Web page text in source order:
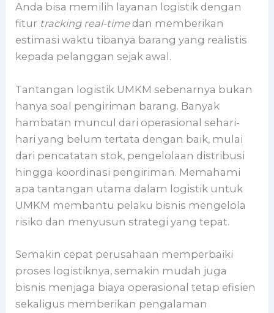
Anda bisa memilih layanan logistik dengan
fitur tracking real-timedan memberikan
estimasi waktu tibanya barang yang realistis
kepada pelanggan sejak awal.
Tantangan logistik UMKM sebenarnya bukan
hanya soal pengiriman barang. Banyak
hambatan muncul dari operasional sehari-
hari yang belum tertata dengan baik, mulai
dari pencatatan stok, pengelolaan distribusi
hingga koordinasi pengiriman. Memahami
apa tantangan utama dalam logistik untuk
UMKM membantu pelaku bisnis mengelola
risiko dan menyusun strategi yang tepat.
Semakin cepat perusahaan memperbaiki
proses logistiknya, semakin mudah juga
bisnis menjaga biaya operasional tetap efisien
sekaligus memberikan pengalaman